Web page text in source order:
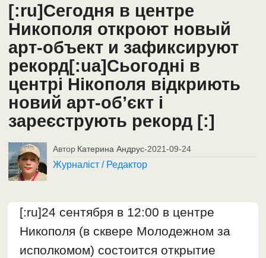
[:ru]Сегодня в центре
Никополя откроют новый
арт-объект и зафиксируют
рекорд[:ua]Сьогодні в
центрі Нікополя відкриють
новий арт-об’єкт і
зареєструють рекорд [:]
Автор Катерина Андрус-2021-09-24
Журналіст / Редактор
[:ru]24 сентября в 12:00 в центре
Никополя (в сквере Молодежном за
исполкомом) состоится открытие